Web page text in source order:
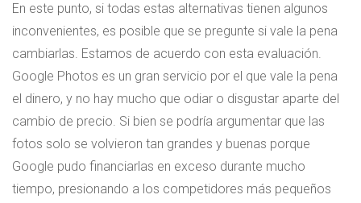
En este punto, si todas estas alternativas tienen algunos
inconvenientes, es posible que se pregunte si vale la pena
cambiarlas. Estamos de acuerdo con esta evaluación.
Google Photos es un gran servicio por el que vale la pena
el dinero, y no hay mucho que odiar o disgustar aparte del
cambio de precio. Si bien se podría argumentar que las
fotos solo se volvieron tan grandes y buenas porque
Google pudo financiarlas en exceso durante mucho
tiempo, presionando a los competidores más pequeños